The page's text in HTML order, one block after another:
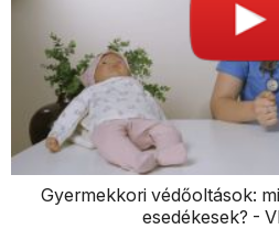
Gyermekkori védőoltások:
esedékesek? -